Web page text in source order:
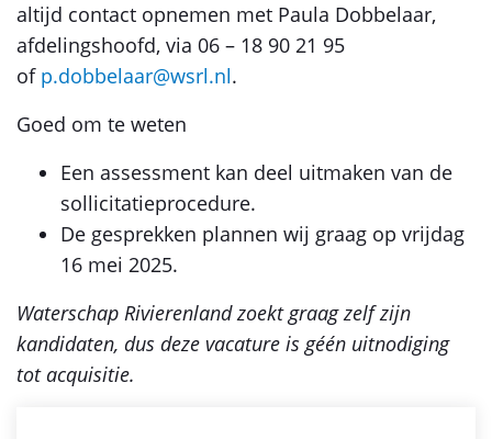
altijd contact opnemen met Paula Dobbelaar,
afdelingshoofd, via 06 – 18 90 21 95
of p.dobbelaar@wsrl.nl.
Goed om te weten
Een assessment kan deel uitmaken van de
sollicitatieprocedure.
De gesprekken plannen wij graag op vrijdag
16 mei 2025.
Waterschap Rivierenland zoekt graag zelf zijn
kandidaten, dus deze vacature is géén uitnodiging
tot acquisitie.